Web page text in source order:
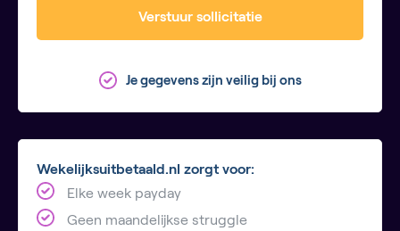
Verstuur sollicitatie
Je gegevens zijn veilig bij ons
Wekelijksuitbetaald.nl zorgt voor:
Elke week payday
Geen maandelijkse struggle